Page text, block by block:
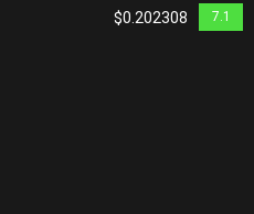
$0.202308 7.1